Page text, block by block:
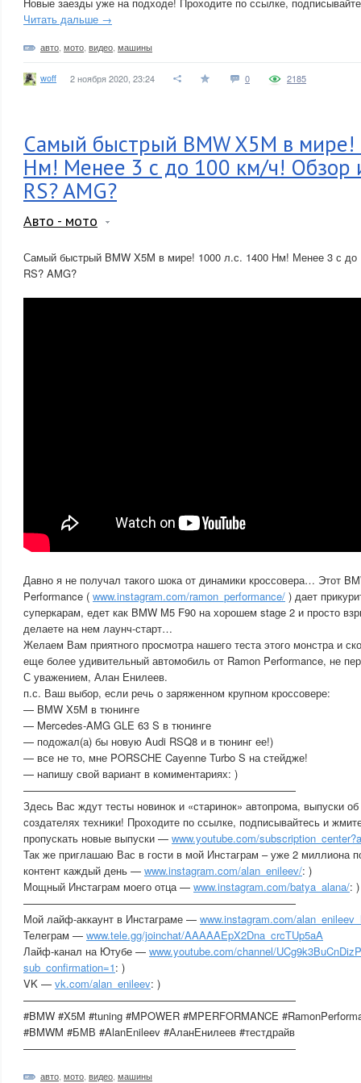
Читать дальше →
авто мото видео машины
woff 2 ноября 2020, 23:24 0 2185
Самый быстрый BMW X5M в мире!
Нм! Менее 3 с до 100 км/ч! Обзор
RS? AMG?
Авто - мото
Самый быстрый BMW X5M в мире! 1000 л.с. 1400 Нм! Менее 3 с до
RS? AMG?
Давно я не получал такого шока от динамики кроссовера… Этот
Performance ( www.instagram.com/ramon_performance/ ) дает
суперкарам, едет как BMW M5 F90 на хорошем stage 2 и просто
делаете на нем лаунч-старт…
Желаем Вам приятного просмотра нашего теста этого монстра и
еще более удивительный автомобиль от Ramon Performance, не
С уважением, Алан Енилеев.
п.с. Ваш выбор, если речь о заряженном крупном кроссовере:
— BMW X5M в тюнинге
— Mercedes-AMG GLE 63 S в тюнинге
— подожал(а) бы новую Audi RSQ8 и в тюнинг ее!)
— все не то, мне PORSCHE Cayenne Turbo S на стейдже!
— напишу свой вариант в комиментариях: )
——————————————————————————
Здесь Вас ждут тесты новинок и «старинок» автопрома, выпуски
создателях техники! Проходите по ссылке, подписывайтесь и
пропускать новые выпуски — www.youtube.com/
Так же приглашаю Вас в гости в мой Инстаграм – уже 2 миллиона
контент каждый день — www.instagram.com/alan_enileev/: )
Мощный Инстаграм моего отца — www.instagram.com/batya_alana/: )
——————————————————————————
Мой лайф-аккаунт в Инстаграме — www.instagram.com/
Телеграм — www.tele.gg/joinchat/AAAAAEpX2Dna_crcTUp5aA
Лайф-канал на Ютубе — www.youtube.com/channel/
sub_confirmation=1: )
VK — vk.com/alan_enileev: )
——————————————————————————
#BMW #X5M #tuning #MPOWER #MPERFORMANCE
#BMWM #БМВ #AlanEnileev #АланЕнилеев #тестдрайв
——————————————————————————
авто мото видео машины